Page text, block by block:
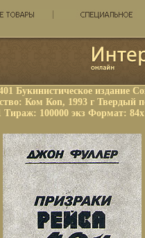
Букинистическое издание
Ком Коn, 1993 г Твердый
Тираж: 100000 экз Формат: